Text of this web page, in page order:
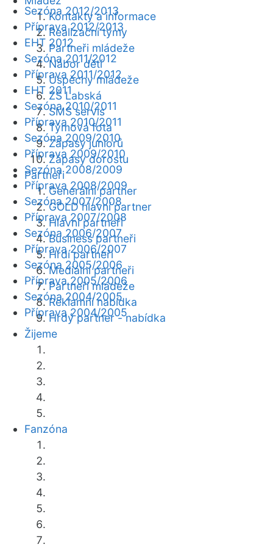
Kontakty a informace
Realizační týmy
Partneři mládeže
Nábor dětí
Úspěchy mládeže
ZŠ Labská
SMS servis
Týmová fota
Zápasy juniorů
Zápasy dorostu
Partneři
Generální partner
GOLD hlavní partner
Hlavní partneři
Business partneři
Hrdí partneři
Mediální partneři
Partneři mládeže
Reklamní nabídka
Hrdý partner - nabídka
Žijeme
Fanzóna
Sezóna 2012/2013
Příprava 2012/2013
EHT 2012
Sezóna 2011/2012
Příprava 2011/2012
EHT 2011
Sezóna 2010/2011
Příprava 2010/2011
Sezóna 2009/2010
Příprava 2009/2010
Sezóna 2008/2009
Příprava 2008/2009
Sezóna 2007/2008
Příprava 2007/2008
Sezóna 2006/2007
Příprava 2006/2007
Sezóna 2005/2006
Příprava 2005/2006
Sezóna 2004/2005
Příprava 2004/2005